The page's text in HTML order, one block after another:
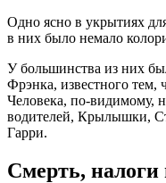
Одно ясно в укрытиях
в них было немало
У большинства из них
Фрэнка, известного тем,
Человека, по-видимому,
водителей, Крылышки,
Гарри.
Смерть,